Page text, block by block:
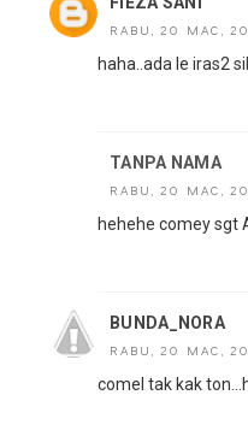
RABU, 20 MAC,
haha..ada le iras2
TANPA NAMA
RABU, 20 MAC,
hehehe comey sgt
BUNDA_NORA
RABU, 20 MAC,
comel tak kak